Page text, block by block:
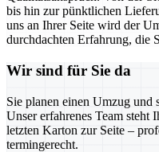
bis hin zur pünktlichen
uns an Ihrer Seite wird der
durchdachten Erfahrung, die
Wir sind für Sie da
Sie planen einen Umzug und
Unser erfahrenes Team steht
letzten Karton zur Seite –
termingerecht.